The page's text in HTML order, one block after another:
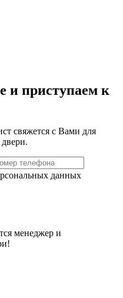
приступаем к
свяжется с Вами для
данных
менеджер и